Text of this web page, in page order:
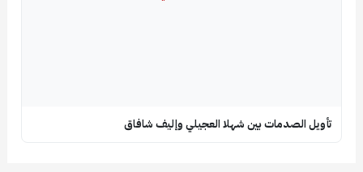
تأويل الصدمات بين شهلا العجيلي وإليف شافاق